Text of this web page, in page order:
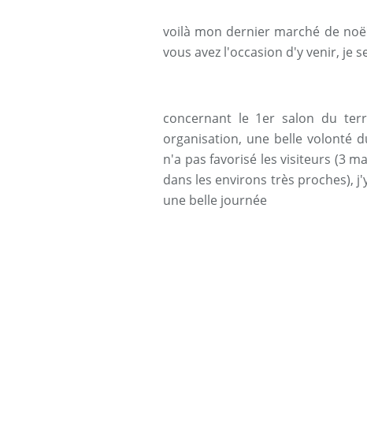
voilà mon dernier marché de
vous avez l'occasion d'y venir, je
concernant le 1er salon du
organisation, une belle volonté
n'a pas favorisé les visiteurs (3
dans les environs très proches),
une belle journée